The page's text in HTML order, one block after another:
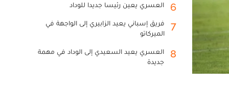
6 العسري يعين رئيسا جديدا للوداد
7
فريق إسباني يعيد الزابيري إلى الواجهة في
الميركاتو
8
العسري يعيد السعيدي إلى الوداد في مهمة
جديدة